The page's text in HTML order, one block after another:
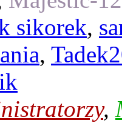
sikorek,
,
,